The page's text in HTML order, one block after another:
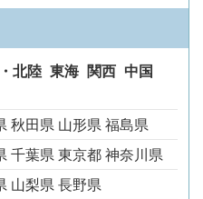
北陸 東海 関西 中国
秋田県 山形県福島県
千葉県東京都神奈川県
山梨県長野県